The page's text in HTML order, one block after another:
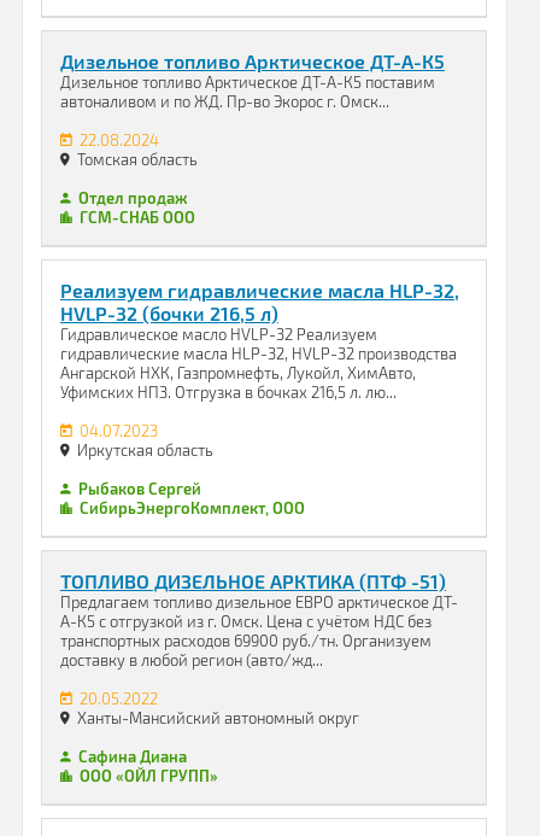
Дизельное топливо Арктическое ДТ-А-К5
Дизельное топливо Арктическое ДТ-А-К5 поставим
автоналивом и по ЖД. Пр-во Экорос г. Омск...
22.08.2024
Томская область
Отдел продаж
ГСМ-СНАБ ООО
Реализуем гидравлические масла HLP-32,
HVLP-32 (бочки 216,5 л)
Гидравлическое масло HVLP-32 Реализуем
гидравлические масла HLP-32, HVLP-32 производства
Ангарской НХК, Газпромнефть, Лукойл, ХимАвто,
Уфимских НПЗ. Отгрузка в бочках 216,5 л. лю...
04.07.2023
Иркутская область
Рыбаков Сергей
СибирьЭнергоКомплект, ООО
ТОПЛИВО ДИЗЕЛЬНОЕ АРКТИКА (ПТФ -51)
Предлагаем топливо дизельное ЕВРО арктическое ДТ-
А-К5 с отгрузкой из г. Омск. Цена с учётом НДС без
транспортных расходов 69900 руб./тн. Организуем
доставку в любой регион (авто/жд...
20.05.2022
Ханты-Мансийский автономный округ
Сафина Диана
ООО «ОЙЛ ГРУПП»